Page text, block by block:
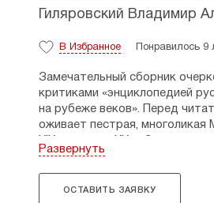
Гиляровский Владимир
В Избранное Понравилось
Замечательный сборник
критиками «энциклопедией
на рубеже веков». Перед
оживает пестрая, многоликая
буйные купеческие кутежи — и
в таинственные лавочки
вместе с разгульными,
Развернуть
ОСТАВИТЬ ЗАЯВКУ